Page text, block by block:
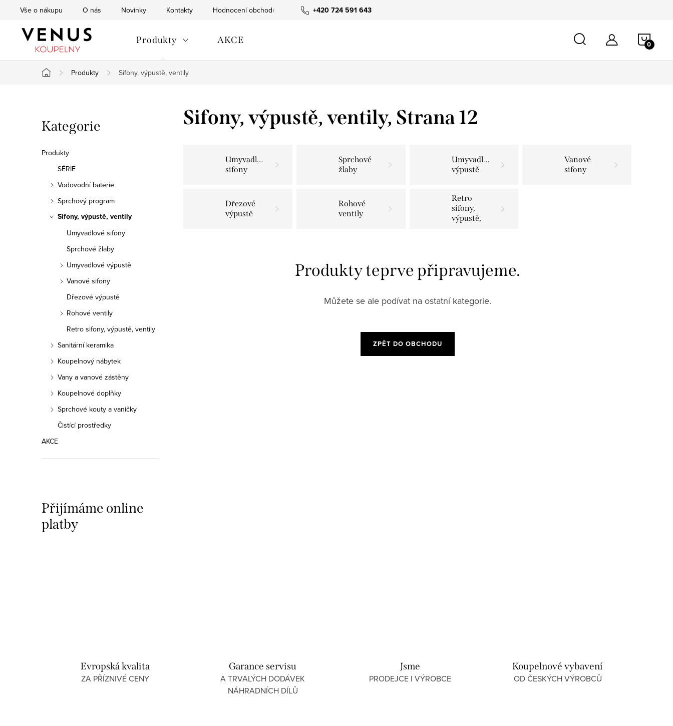
+420 724 591 643
Vše o nákupu O nás Novinky Kontakty Hodnocení obchodu
Produkty AKCE
Domů
Produkty Sifony, výpustě, ventily
o
s
Přeskočit
kategorie
Kategorie
Produkty
SÉRIE
Vodovodní baterie
Sprchový program
Sifony, výpustě, ventily
Umyvadlové sifony
Sprchové žlaby
Umyvadlové výpustě
Vanové sifony
Dřezové výpustě
Rohové ventily
Retro sifony, výpustě, ventily
Sanitární keramika
Koupelnový nábytek
Vany a vanové zástěny
Koupelnové doplňky
Sprchové kouty a vaničky
Čistící prostředky
AKCE
Přijímáme online
platby
Sifony, výpustě, ventily, Strana 12
Umyvadlové
sifony
Sprchové
žlaby
Umyvadlové
výpustě
Vanové
sifony
Dřezové
výpustě
Rohové
ventily
Retro
sifony,
výpustě,
Produkty teprve připravujeme.
Můžete se ale podívat na ostatní kategorie.
ZPĚT DO OBCHODU
Evropská kvalita
ZA PŘÍZNIVÉ CENY
Garance servisu
A TRVALÝCH DODÁVEK
NÁHRADNÍCH DÍLŮ
Jsme
PRODEJCE I VÝROBCE
Koupelnové vybavení
OD ČESKÝCH VÝROBCŮ